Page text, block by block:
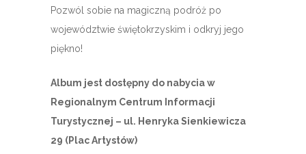
Pozwól sobie na magiczną podróż po
województwie świętokrzyskim i odkryj jego
piękno!
Album jest dostępny do nabycia w
Regionalnym Centrum Informacji
Turystycznej – ul. Henryka Sienkiewicza
29 (Plac Artystów)